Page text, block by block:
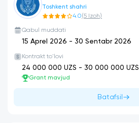
Toshkent shahri
4.0(5 Izoh)
Qabul muddati
15 Aprel 2026 - 30 Sentabr 2026
Kontrakt to'lovi
24 000 000 UZS - 30 000 000 UZS
Grant mavjud
Batafsil